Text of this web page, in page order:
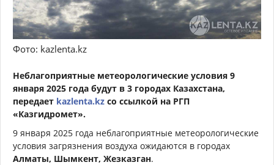
Фото: kazlenta.kz
Неблагоприятные метеорологические условия 9
января 2025 года будут в 3 городах Казахстана,
передает kazlenta.kz со ссылкой на РГП
«Казгидромет».
9 января 2025 года неблагоприятные метеорологические
условия загрязнения воздуха ожидаются в городах
Алматы, Шымкент, Жезказган.